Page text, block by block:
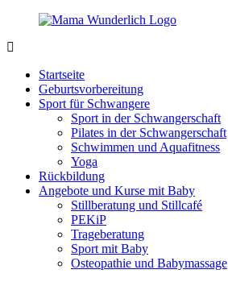
Zurück
Inhalt
sein
wunderbar!
Startseite
Geburtsvorbereitung
Sport für Schwangere
Sport in der Schwangerschaft
Pilates in der Schwangerschaft
Schwimmen und Aquafitness
Yoga
Rückbildung
Angebote und Kurse mit Baby
Stillberatung und Stillcafé
PEKiP
Trageberatung
Sport mit Baby
Osteopathie und Babymassage